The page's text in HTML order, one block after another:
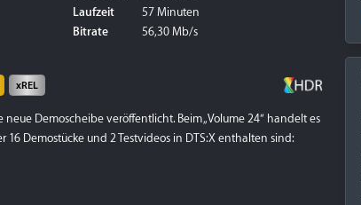
Laufzeit
57 Minuten
Bitrate
56,30 Mb/s
xREL
neue Demoscheibe veröffentlicht. Beim „Volume 24“ handelt es
16 Demostücke und 2 Testvideos in DTS:X enthalten sind: